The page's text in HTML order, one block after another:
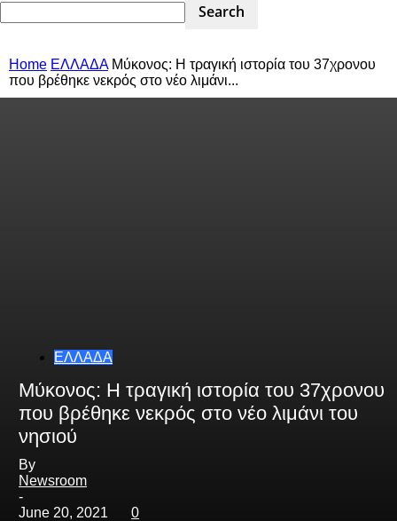
Home ΕΛΛΑΔΑ Μύκονος: Η τραγική ιστορία του 37χρονου
που βρέθηκε νεκρός στο νέο λιμάνι...
ΕΛΛΑΔΑ
Μύκονος: Η τραγική ιστορία του 37χρονου
που βρέθηκε νεκρός στο νέο λιμάνι του
νησιού
By
Newsroom
-
June 20, 2021
0